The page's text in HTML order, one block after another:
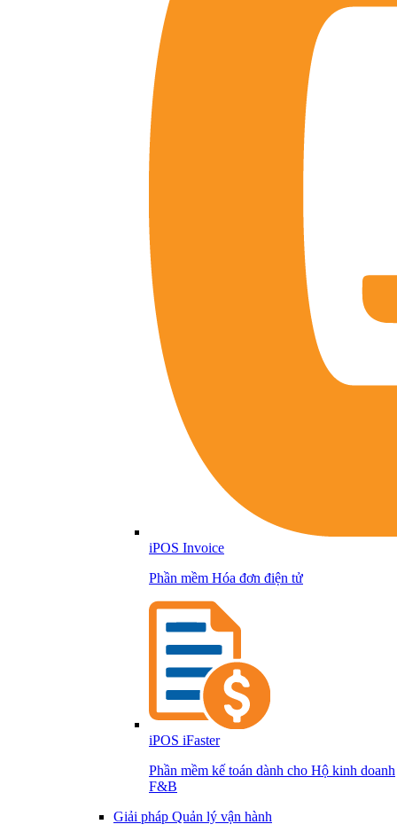
iPOS Invoice
Phần mềm Hóa đơn điện tử
iPOS iFaster
Phần mềm kế toán dành cho Hộ kinh doanh
F&B
Giải pháp Quản lý vận hành